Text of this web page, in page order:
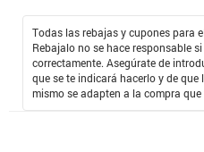
libros, tenerlos en las manos es
también, pero por ejemplo, para
fácil tener los libros que más
una gran biblioteca en la mano y
precios también son muy cómodos
posibilidad de usar elCódigo
Todas las rebajas y cupones para
Rebajalo no se hace responsable
correctamente. Asegúrate de
que se te indicará hacerlo y de
mismo se adapten a la compra que